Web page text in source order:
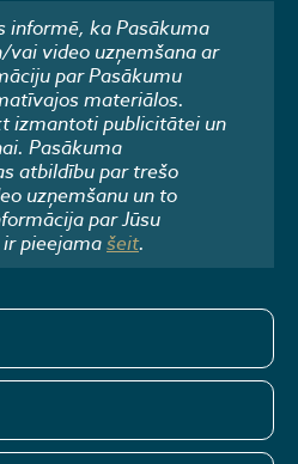
informē, ka Pasākuma
video uzņemšana ar
par Pasākumu
materiālos.
izmantoti publicitātei un
Pasākuma
atbildību par trešo
uzņemšanu un to
par Jūsu
pieejamašeit.